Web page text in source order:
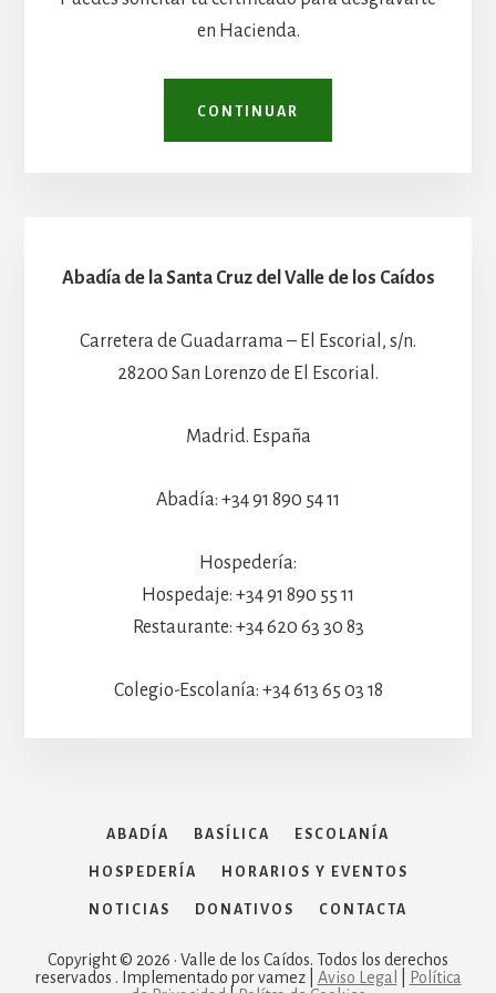
en Hacienda.
CONTINUAR
Abadía de la Santa Cruz del Valle de los Caídos
Carretera de Guadarrama – El Escorial, s/n.
28200 San Lorenzo de El Escorial.
Madrid. España
Abadía: +34 91 890 54 11
Hospedería:
Hospedaje: +34 91 890 55 11
Restaurante: +34 620 63 30 83
Colegio-Escolanía: +34 613 65 03 18
ABADÍA BASÍLICA ESCOLANÍA
HOSPEDERÍA HORARIOS Y EVENTOS
NOTICIAS DONATIVOS CONTACTA
Copyright © 2026 · Valle de los Caídos. Todos los derechos
reservados . Implementado por vamez | Aviso Legal
Política